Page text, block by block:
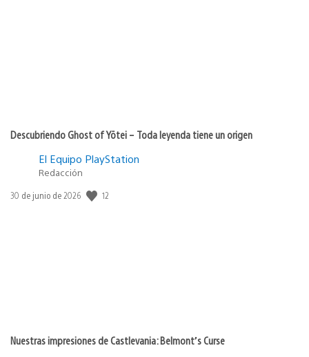
Descubriendo Ghost of Yōtei – Toda leyenda tiene un origen
El Equipo PlayStation
Redacción
Fecha
30 de junio de 2026 12
Nuestras impresiones de Castlevania: Belmont’s Curse